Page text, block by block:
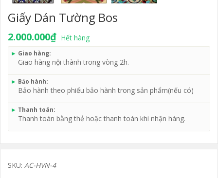
Giấy Dán Tường Bos
2.000.000₫ Hết hàng
► Giao hàng:
Giao hàng nội thành trong vòng 2h.
► Bảo hành:
Bảo hành theo phiếu bảo hành trong sản phẩm(nếu có)
► Thanh toán:
Thanh toán bằng thẻ hoặc thanh toán khi nhận hàng.
SKU: AC-HVN-4